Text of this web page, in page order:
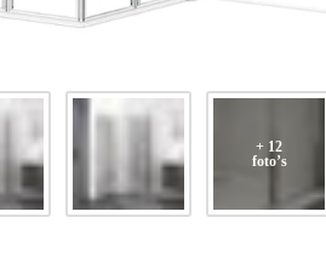
+ 12
foto’s